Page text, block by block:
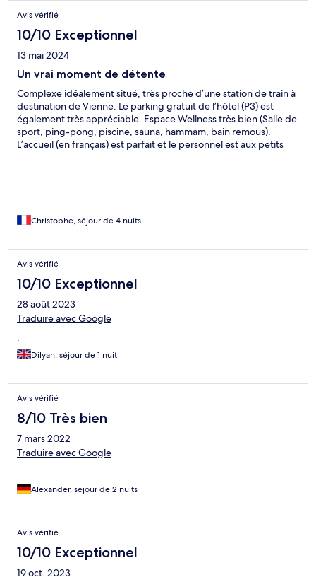
Avis vérifié
10/10 Exceptionnel
13 mai 2024
Un vrai moment de détente
Complexe idéalement situé, très proche d’une station de train à
destination de Vienne. Le parking gratuit de l’hôtel (P3) est
également très appréciable. Espace Wellness très bien (Salle de
sport, ping-pong, piscine, sauna, hammam, bain remous).
L’accueil (en français) est parfait et le personnel est aux petits
Christophe, séjour de 4 nuits
Avis vérifié
10/10 Exceptionnel
28 août 2023
Traduire avec Google
.
Dilyan, séjour de 1 nuit
Avis vérifié
8/10 Très bien
7 mars 2022
Traduire avec Google
.
Alexander, séjour de 2 nuits
Avis vérifié
10/10 Exceptionnel
19 oct. 2023